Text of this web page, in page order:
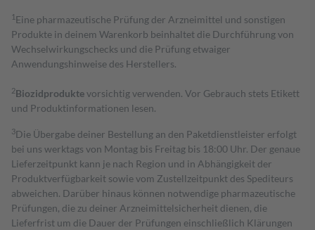
1 Eine pharmazeutische Prüfung der Arzneimittel und sonstigen
Produkte in deinem Warenkorb beinhaltet die Durchführung von
Wechselwirkungschecks und die Prüfung etwaiger
Anwendungshinweise des Herstellers.
2Biozidproduktevorsichtig verwenden. Vor Gebrauch stets Etikett
und Produktinformationen lesen.
3Die Übergabe deiner Bestellung an den Paketdienstleister erfolgt
bei uns werktags von Montag bis Freitag bis 18:00 Uhr. Der genaue
Lieferzeitpunkt kann je nach Region und in Abhängigkeit der
Produktverfügbarkeit sowie vom Zustellzeitpunkt des Spediteurs
abweichen. Darüber hinaus können notwendige pharmazeutische
Prüfungen, die zu deiner Arzneimittelsicherheit dienen, die
Lieferfrist um die Dauer der Prüfungen einschließlich Klärungen